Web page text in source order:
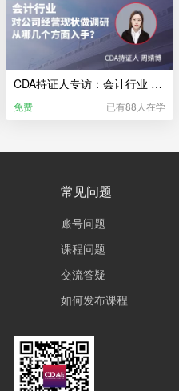
CDA持证人专访：会计行业 对公司经营现状做调研 从哪几个方面入手？
免费 已有88人在学
常见问题
账号问题
课程问题
交流答疑
如何发布课程